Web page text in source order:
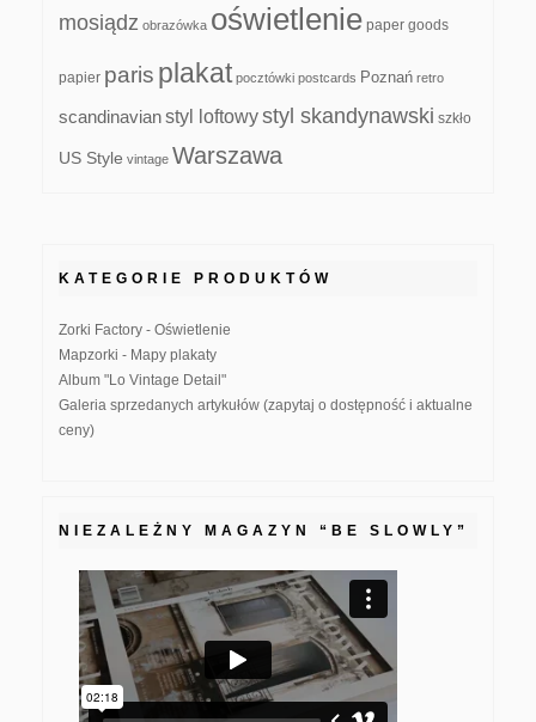
mosiądz obrazówka oświetlenie paper goods
papier paris plakat pocztówki postcards Poznań retro
scandinavianstyl loftowystyl skandynawski szkło
US Style vintage Warszawa
KATEGORIE PRODUKTÓW
Zorki Factory - Oświetlenie
Mapzorki - Mapy plakaty
Album "Lo Vintage Detail"
Galeria sprzedanych artykułów (zapytaj o dostępność i aktualne
ceny)
NIEZALEŻNY MAGAZYN “BE SLOWLY”